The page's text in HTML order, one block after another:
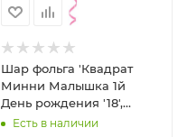
Шар фольга 'Квадрат
Минни Малышка 1й
День рождения '18',
2308902
Есть в наличии